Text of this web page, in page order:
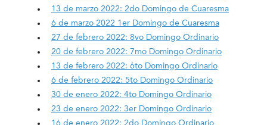
13 de marzo 2022: 2do Domingo de Cuaresma
6 de marzo 2022 1er Domingo de Cuaresma
27 de febrero 2022: 8vo Domingo Ordinario
20 de febrero 2022: 7mo Domingo Ordinario
13 de febrero 2022: 6to Domingo Ordinario
6 de febrero 2022: 5to Domingo Ordinario
30 de enero 2022: 4to Domingo Ordinario
23 de enero 2022: 3er Domingo Ordinario